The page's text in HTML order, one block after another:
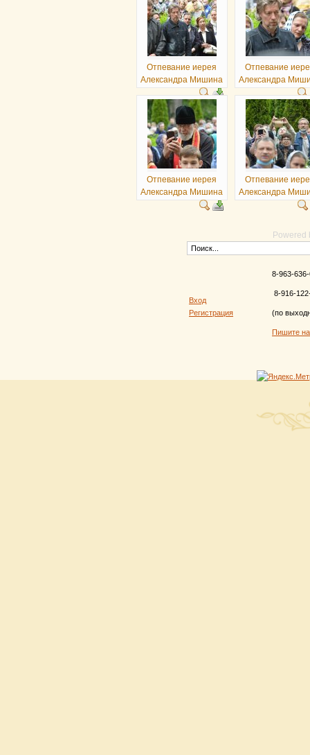
Отпевание иерея
Александра Мишина
Отпевание
Александра
Отпевание иерея
Александра Мишина
Отпевание
Александра
Powered
Вход
Регистрация
8-963-
8-916-
(по
Пишите